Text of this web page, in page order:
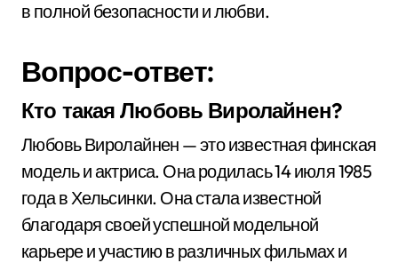
в полной безопасности и любви.
Вопрос-ответ:
Кто такая Любовь Виролайнен?
Любовь Виролайнен — это известная финская
модель и актриса. Она родилась 14 июля 1985
года в Хельсинки. Она стала известной
благодаря своей успешной модельной
карьере и участию в различных фильмах и